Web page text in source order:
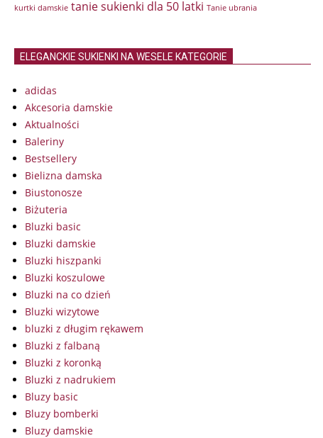
kurtki damskie tanie sukienki dla 50 latki Tanie ubrania
ELEGANCKIE SUKIENKI NA WESELE KATEGORIE
adidas
Akcesoria damskie
Aktualności
Baleriny
Bestsellery
Bielizna damska
Biustonosze
Biżuteria
Bluzki basic
Bluzki damskie
Bluzki hiszpanki
Bluzki koszulowe
Bluzki na co dzień
Bluzki wizytowe
bluzki z długim rękawem
Bluzki z falbaną
Bluzki z koronką
Bluzki z nadrukiem
Bluzy basic
Bluzy bomberki
Bluzy damskie